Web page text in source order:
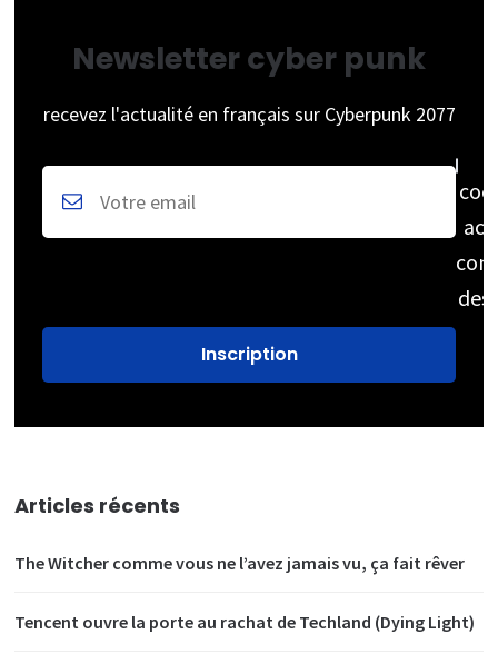
Newsletter cyber punk
recevez l'actualité en français sur Cyberpunk 2077
des
Articles récents
The Witcher comme vous ne l’avez jamais vu, ça fait rêver
Tencent ouvre la porte au rachat de Techland (Dying Light)